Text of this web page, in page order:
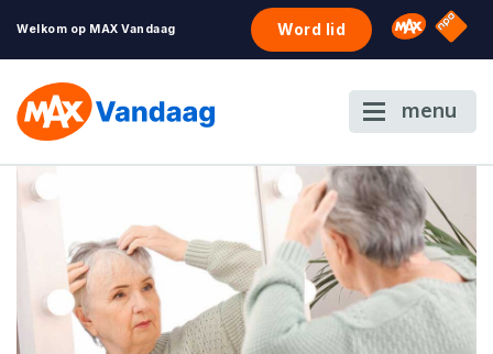
Welkom op MAX Vandaag Word lid Omroep
NPO
menu